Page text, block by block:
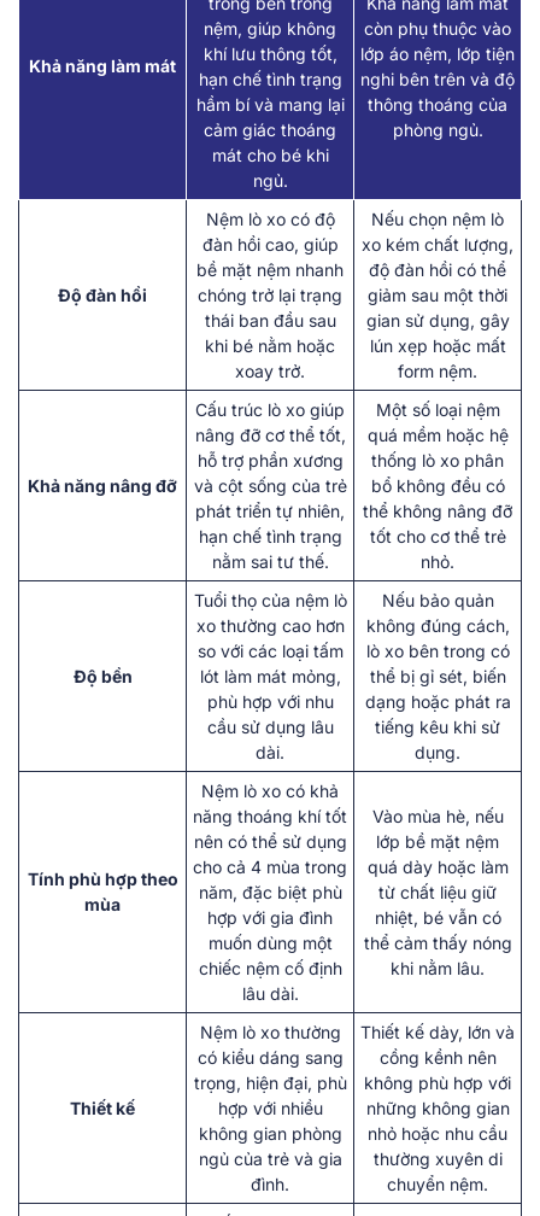
Khả năng làm mát
nệm, giúp không
khí lưu thông tốt,
hạn chế tình trạng
hầm bí và mang lại
cảm giác thoáng
mát cho bé khi
ngủ.
còn phụ thuộc vào
lớp áo nệm, lớp tiện
nghi bên trên và độ
thông thoáng của
phòng ngủ.
Độ đàn hồi
Nệm lò xo có độ
đàn hồi cao, giúp
bề mặt nệm nhanh
chóng trở lại trạng
thái ban đầu sau
khi bé nằm hoặc
xoay trở.
Nếu chọn nệm lò
xo kém chất lượng,
độ đàn hồi có thể
giảm sau một thời
gian sử dụng, gây
lún xẹp hoặc mất
form nệm.
Khả năng nâng đỡ
Cấu trúc lò xo giúp
nâng đỡ cơ thể tốt,
hỗ trợ phần xương
và cột sống của trẻ
phát triển tự nhiên,
hạn chế tình trạng
nằm sai tư thế.
Một số loại nệm
quá mềm hoặc hệ
thống lò xo phân
bổ không đều có
thể không nâng đỡ
tốt cho cơ thể trẻ
nhỏ.
Độ bền
Tuổi thọ của nệm lò
xo thường cao hơn
so với các loại tấm
lót làm mát mỏng,
phù hợp với nhu
cầu sử dụng lâu
dài.
Nếu bảo quản
không đúng cách,
lò xo bên trong có
thể bị gỉ sét, biến
dạng hoặc phát ra
tiếng kêu khi sử
dụng.
Tính phù hợp theo
mùa
Nệm lò xo có khả
năng thoáng khí tốt
nên có thể sử dụng
cho cả 4 mùa trong
năm, đặc biệt phù
hợp với gia đình
muốn dùng một
chiếc nệm cố định
lâu dài.
Vào mùa hè, nếu
lớp bề mặt nệm
quá dày hoặc làm
từ chất liệu giữ
nhiệt, bé vẫn có
thể cảm thấy nóng
khi nằm lâu.
Thiết kế
Nệm lò xo thường
có kiểu dáng sang
trọng, hiện đại, phù
hợp với nhiều
không gian phòng
ngủ của trẻ và gia
đình.
Thiết kế dày, lớn và
cồng kềnh nên
không phù hợp với
những không gian
nhỏ hoặc nhu cầu
thường xuyên di
chuyển nệm.